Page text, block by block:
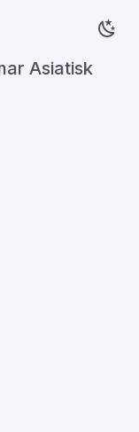
Asiatisk